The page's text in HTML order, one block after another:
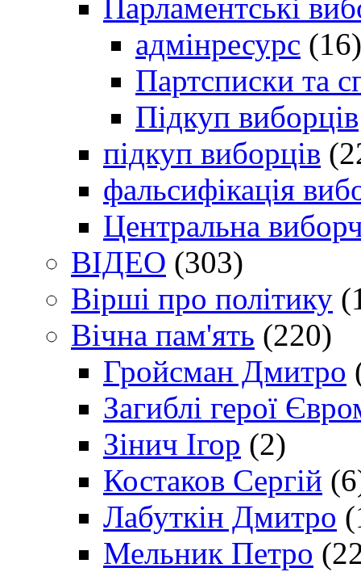
Парламентські
адмінресурс (16)
Партсписки та
Підкуп виборців
підкуп виборців
фальсифікація
Центральна
ВІДЕО (303)
Вірші про політику
Вічна пам'ять (220)
Гройсман Дмитро
Загиблі герої
Зінич Ігор (2)
Костаков Сергій
Лабуткін Дмитро
Мельник Петро